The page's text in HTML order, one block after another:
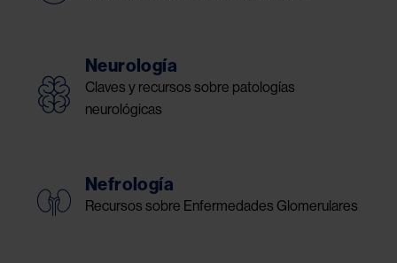
Neurología
Claves y recursos sobre patologías
neurológicas
Nefrología
Recursos sobre Enfermedades Glomerulares